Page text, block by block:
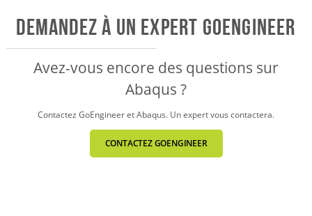
Demandez à un expert GOENGINEER
Avez-vous encore des questions sur
Abaqus ?
Contactez GoEngineer et Abaqus. Un expert vous contactera.
CONTACTEZ GOENGINEER